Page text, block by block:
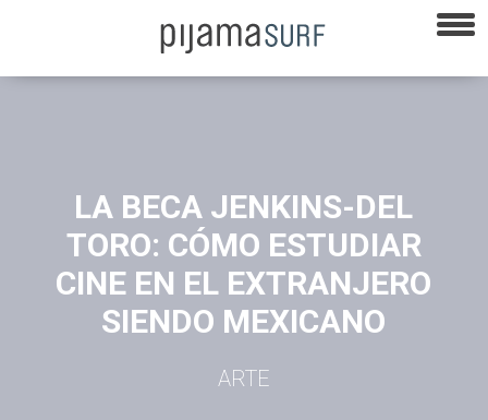
LA BECA JENKINS-DEL
TORO: CÓMO ESTUDIAR
CINE EN EL EXTRANJERO
SIENDO MEXICANO
ARTE